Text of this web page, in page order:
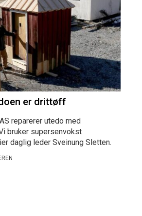
er drittøff
reparerer utedo med
bruker supersenvokst
daglig leder Sveinung Sletten.